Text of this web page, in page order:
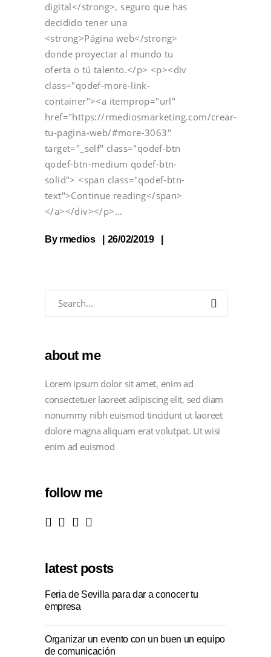
digital</strong>, seguro que has
decidido tener una
<strong>Página web</strong>
donde proyectar al mundo tu
oferta o tú talento.</p> <p><div
class="qodef-more-link-
container"><a itemprop="url"
href="https://rmediosmarketing.com/crear-
tu-pagina-web/#more-3063"
target="_self" class="qodef-btn
qodef-btn-medium qodef-btn-
solid"> <span class="qodef-btn-
text">Continue reading</span>
</a></div></p>
By rmedios 26/02/2019
about me
Lorem ipsum dolor sit amet, enim ad
consectetuer laoreet adipiscing elit, sed diam
nonummy nibh euismod tincidunt ut laoreet
dolore magna aliquam erat volutpat. Ut wisi
enim ad euismod
follow me
latest posts
Feria de Sevilla para dar a conocer tu
empresa
Organizar un evento con un buen un equipo
de comunicación